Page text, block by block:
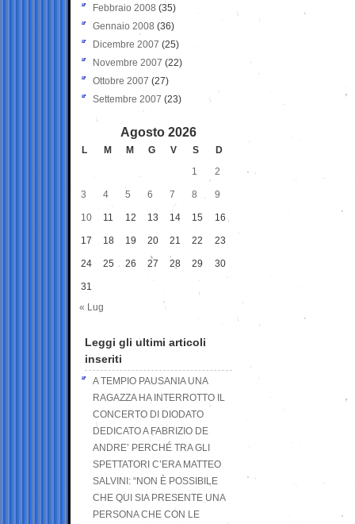
Febbraio 2008 (35)
Gennaio 2008 (36)
Dicembre 2007 (25)
Novembre 2007 (22)
Ottobre 2007 (27)
Settembre 2007 (23)
Agosto 2026
L M M G V S
D
1
2
3 4 5 6 7 8 9
10 11 12 13 14 15 16
17 18 19 20 21 22 23
24 25 26 27 28 29 30
31
« Lug
Leggi gli ultimi articoli
inseriti
A TEMPIO PAUSANIA UNA
RAGAZZA HA INTERROTTO IL
CONCERTO DI DIODATO
DEDICATO A FABRIZIO DE
ANDRE’ PERCHÉ TRA GLI
SPETTATORI C’ERA MATTEO
SALVINI: “NON È POSSIBILE
CHE QUI SIA PRESENTE UNA
PERSONA CHE CON LE